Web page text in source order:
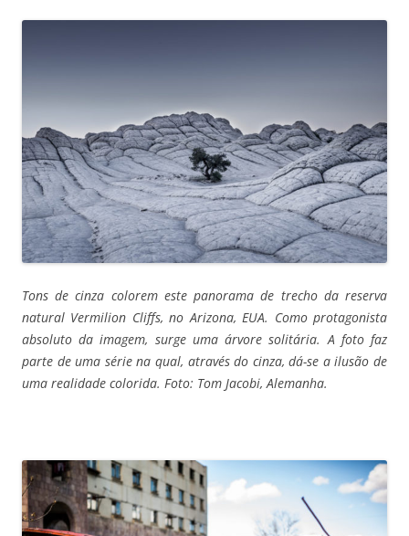
Tons de cinza colorem este panorama de trecho da reserva
natural Vermilion Cliffs, no Arizona, EUA. Como protagonista
absoluto da imagem, surge uma árvore solitária. A foto faz
parte de uma série na qual, através do cinza, dá-se a ilusão de
uma realidade colorida. Foto: Tom Jacobi, Alemanha.